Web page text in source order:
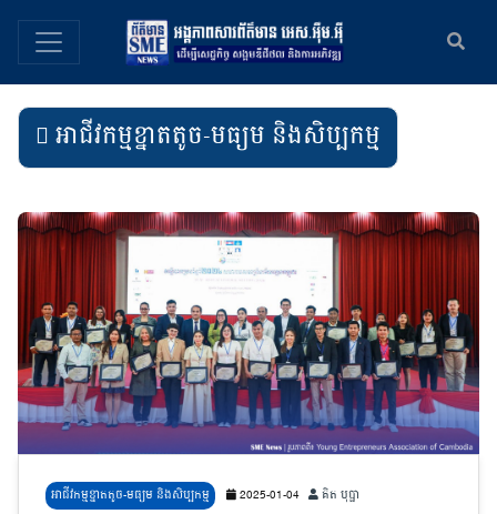
អាជីវកម្មខ្នាតតូច-មធ្យម និងសិប្បកម្ម
អាជីវកម្មខ្នាតតូច-មធ្យម និងសិប្បកម្ម 2025-01-04 គិត បុប្ផា